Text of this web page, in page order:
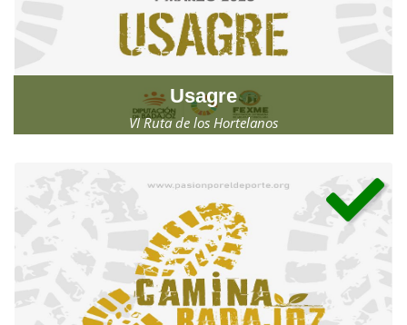
Usagre
VI Ruta de los Hortelanos